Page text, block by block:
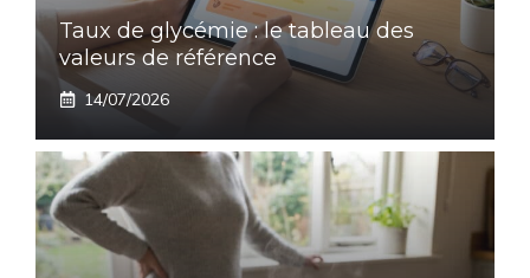
Taux de glycémie : le tableau des
valeurs de référence
14/07/2026